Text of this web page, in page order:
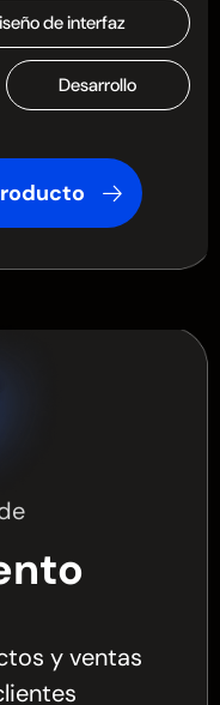
de interfaz
Desarrollo
y ventas